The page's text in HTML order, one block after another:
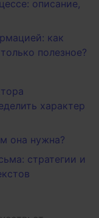
описание,
как
полезное?
характер
она нужна?
стратегии и